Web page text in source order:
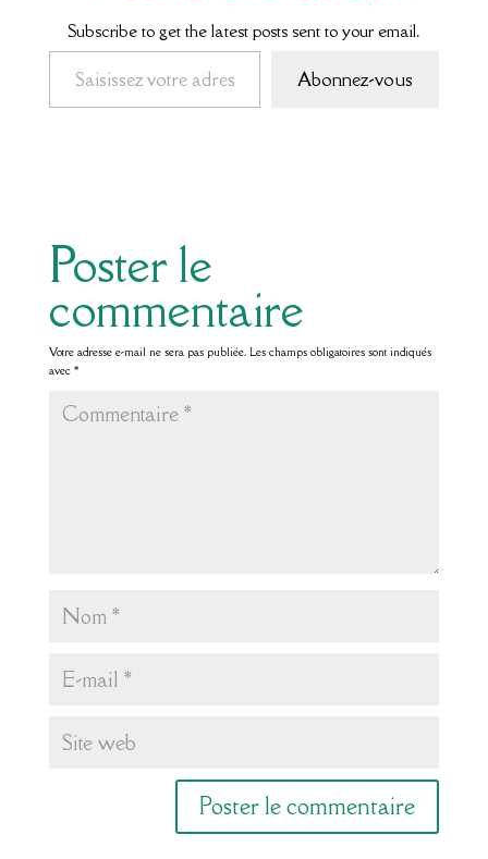
Subscribe to get the latest posts sent to your email.
Saisissez votre adresse e-mail…
Abonnez-vous
Poster le
commentaire
Votre adresse e-mail ne sera pas publiée. Les champs obligatoires sont indiqués
avec *